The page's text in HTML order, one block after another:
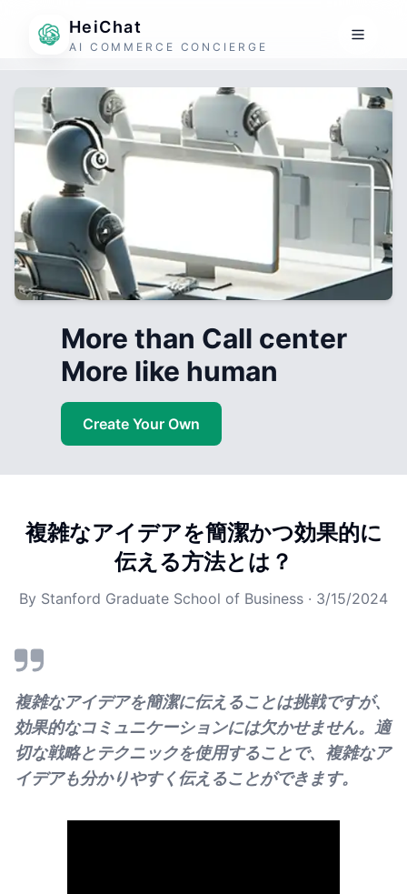
HeiChat
AI COMMERCE CONCIERGE
More than Call center
More like human
Create Your Own
複雑なアイデアを簡潔かつ効果的に
伝える方法とは？
By Stanford Graduate School of Business · 3/15/2024
複雑なアイデアを簡潔に伝えることは挑戦ですが、
効果的なコミュニケーションには欠かせません。適
切な戦略とテクニックを使用することで、複雑なア
イデアも分かりやすく伝えることができます。